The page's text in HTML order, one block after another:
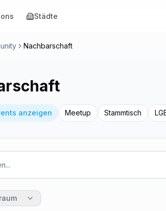
Städte
Nachbarschaft
anzeigen Meetup Stammtisch